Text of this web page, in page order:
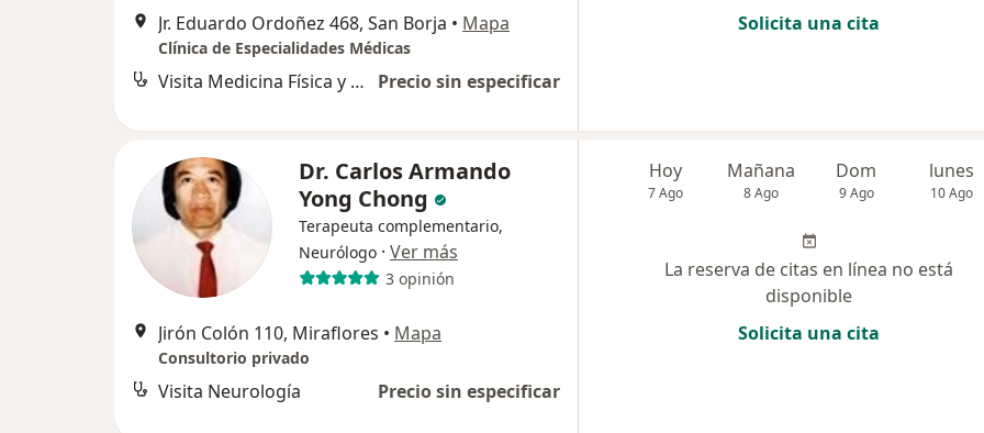
Jr. Eduardo Ordoñez 468, San Borja • Mapa
Clínica de Especialidades Médicas
Visita Medicina Física y Rehabilitación Precio sin especificar
Solicita una cita
Dr. Carlos Armando
Yong Chong
Terapeuta complementario,
Neurólogo · Ver más
3 opinión
Jirón Colón 110, Miraflores • Mapa
Consultorio privado
Visita Neurología Precio sin especificar
Hoy
7 Ago
Mañana
8 Ago
Dom
9 Ago
lunes
10 Ago
La reserva de citas en línea no está
disponible
Solicita una cita